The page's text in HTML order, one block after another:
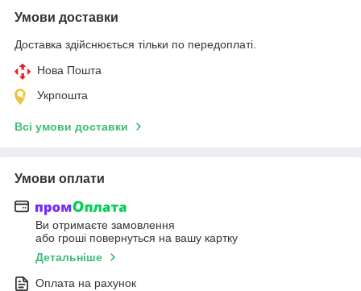
Умови доставки
Доставка здійснюється тільки по передоплаті.
Нова Пошта
Укрпошта
Всі умови доставки
Умови оплати
Ви отримаєте замовлення
або гроші повернуться на вашу картку
Детальніше
Оплата на рахунок